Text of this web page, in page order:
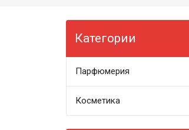
Категории
Парфюмерия
Косметика